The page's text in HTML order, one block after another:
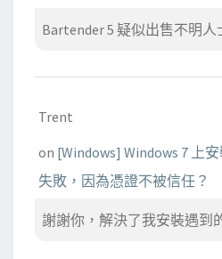
Bartender 5 疑似出售不明人
Trent
on [Windows] Windows 7 上
失敗，因為憑證不被信任？
謝謝你，解決了我安裝遇到